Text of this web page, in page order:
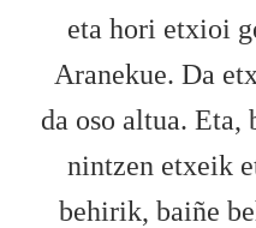
eta hori etxioi
Aranekue. Da
da oso altua.
nintzen etxeik
behirik, baiñe